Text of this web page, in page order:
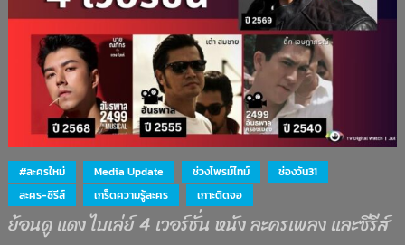
#ละครใหม่ Media Update ช่วงไพรม์ไทม์
ช่องวัน31
ละคร-ซีรีส์
เกร็ดความรู้ละคร เกาะติดจอ
ย้อนดู แดง ไบเล่ย์ 4 เวอร์ชั่น หนัง ละครเพลง และซีรีส์